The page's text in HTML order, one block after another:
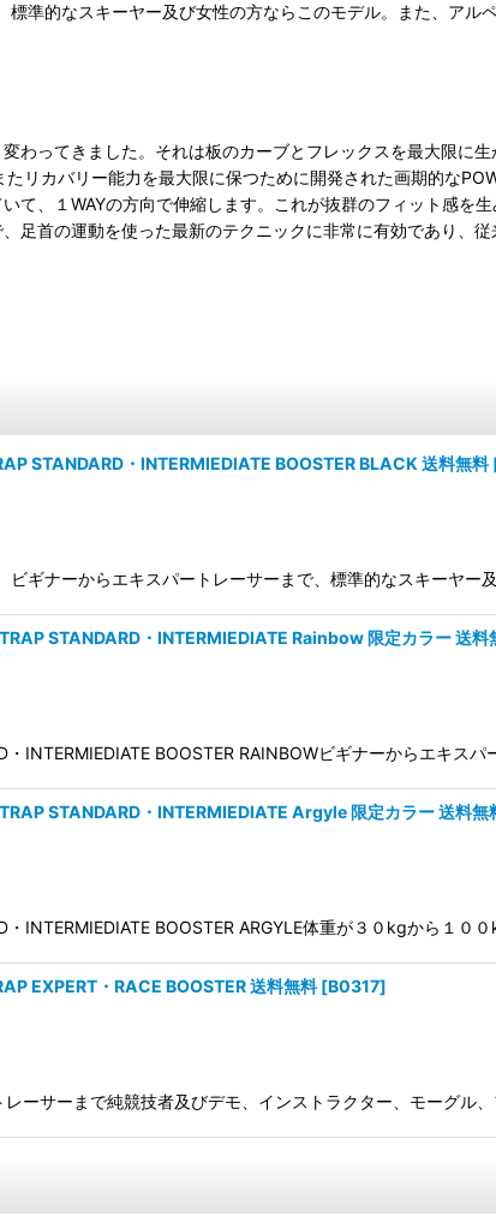
準的なスキーヤー及び女性の方ならこのモデル。また、アル
ってきました。それは板のカーブとフレックスを最大限に生
リカバリー能力を最大限に保つために開発された画期的な
て、１WAYの方向で伸縮します。これが抜群のフィット感を
首の運動を使った最新のテクニックに非常に有効であり、従
STANDARD・INTERMIEDIATE BOOSTER BLACK 送料無料
ビギナーからエキスパートレーサーまで、標準的なスキーヤ
STANDARD・INTERMIEDIATE Rainbow 限定カラー 送料
INTERMIEDIATE BOOSTER RAINBOWビギナーからエキス
STANDARD・INTERMIEDIATE Argyle 限定カラー 送料無
INTERMIEDIATE BOOSTER ARGYLE体重が３０kgから１０
EXPERT・RACE BOOSTER 送料無料 [B0317]
レーサーまで純競技者及びデモ、インストラクター、モーグ